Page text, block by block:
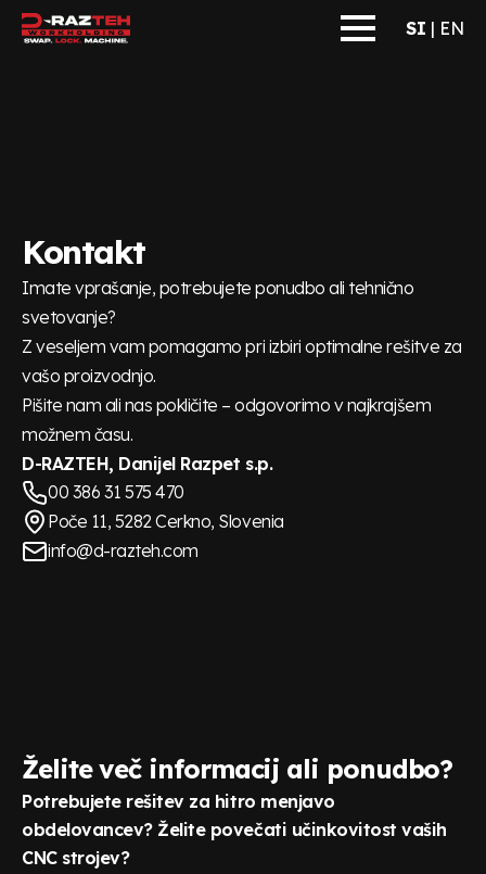
SI | EN
Kontakt
Imate vprašanje, potrebujete ponudbo ali tehnično
svetovanje?
Z veseljem vam pomagamo pri izbiri optimalne rešitve za
vašo proizvodnjo.
Pišite nam ali nas pokličite – odgovorimo v najkrajšem
možnem času.
D-RAZTEH, Danijel Razpet s.p.
00 386 31 575 470
Poče 11, 5282 Cerkno, Slovenia
info@d-razteh.com
Želite več informacij ali ponudbo?
Potrebujete rešitev za hitro menjavo
obdelovancev? Želite povečati učinkovitost vaših
CNC strojev?